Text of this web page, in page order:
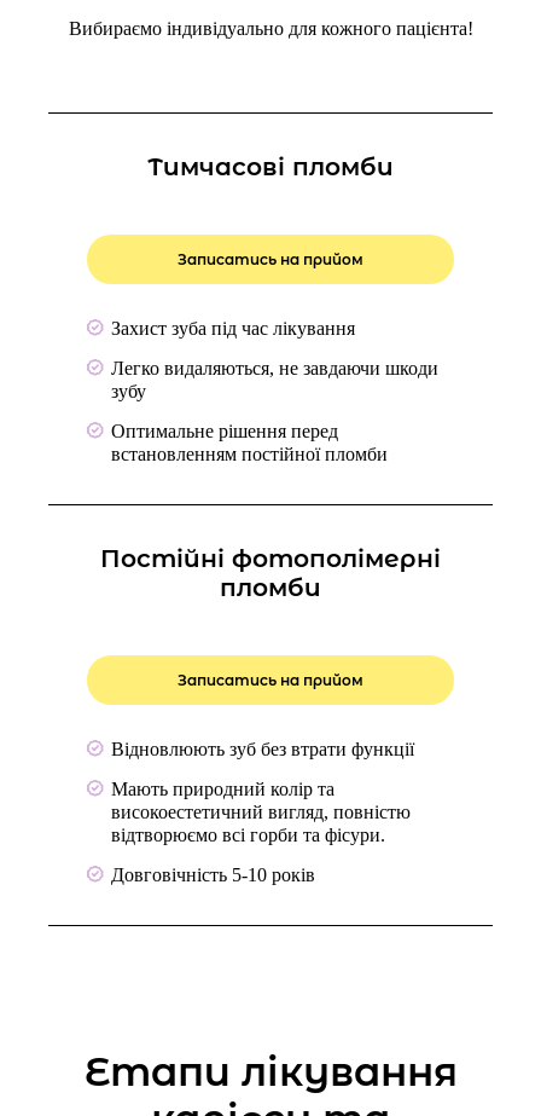
Вибираємо індивідуально для кожного пацієнта!
Тимчасові пломби
Записатись на прийом
Захист зуба під час лікування
Легко видаляються, не завдаючи шкоди
зубу
Оптимальне рішення перед
встановленням постійної пломби
Постійні фотополімерні
пломби
Записатись на прийом
Відновлюють зуб без втрати функції
Мають природний колір та
високоестетичний вигляд, повністю
відтворюємо всі горби та фісури.
Довговічність 5-10 років
Етапи лікування